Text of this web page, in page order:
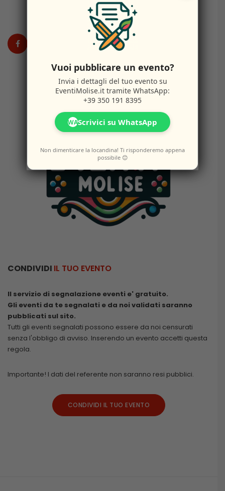
DISCLAIMER
CONDIVIDI IL TUO EVENTO
Il servizio di segnalazione eventi e' gratuito.
Gli eventi da te segnalati e da noi validati saranno
pubblicati sul sito.
Tutti gli eventi segnalati possono essere da noi censurati
senza l'obbligo di avviso. Inserendo un evento accetti questa
regola.
Importante! I dati del referente non saranno resi pubblici.
CONDIVIDI IL TUO EVENTO
Vuoi pubblicare un evento?
Invia i dettagli del tuo evento su
EventiMolise.it tramite WhatsApp:
+39 350 191 8395
WAScrivici su WhatsApp
Non dimenticare la locandina! Ti risponderemo appena
possibile 😊